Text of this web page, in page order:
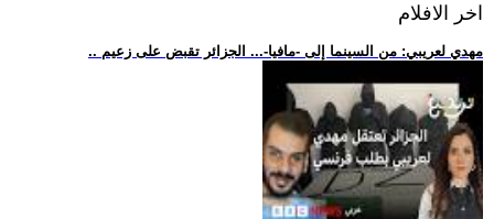
اخر الافلام
.. مهدي لعريبي: من السينما إلى -مافيا-... الجزائر تقبض على زعيم